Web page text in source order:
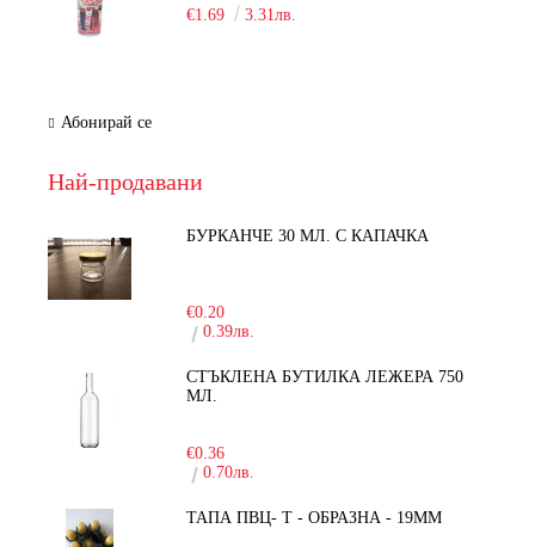
€1.69 3.31лв.
Абонирай се
Най-продавани
БУРКАНЧЕ 30 МЛ. С КАПАЧКА
€0.20
0.39лв.
СТЪКЛЕНА БУТИЛКА ЛЕЖЕРА 750
МЛ.
€0.36
0.70лв.
ТАПА ПВЦ- Т - ОБРАЗНА - 19ММ